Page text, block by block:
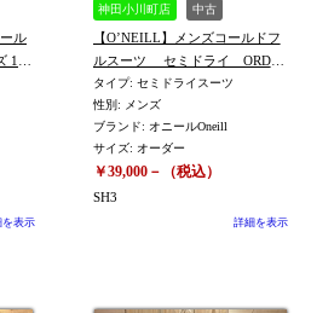
ル
165
を表示
神田小川町店 中古
【O’NEILL】メンズコールドフ
ルスーツ セミドライ ORDER
サイズ （身長173㎝ 体重77㎏）
※SH3
タイプ: セミドライスーツ
性別: メンズ
ブランド: オニールOneill
サイズ: オーダー
￥39,000－（税込）
SH3
詳細を表示